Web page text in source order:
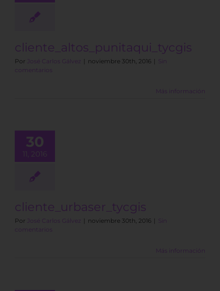
cliente_altos_punitaqui_tycgis
Por José Carlos Gálvez | noviembre 30th, 2016 | Sin
comentarios
Más información
30
11, 2016
cliente_urbaser_tycgis
Por José Carlos Gálvez | noviembre 30th, 2016 | Sin
comentarios
Más información